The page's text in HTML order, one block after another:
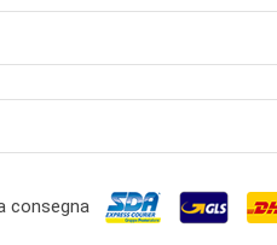
consegna